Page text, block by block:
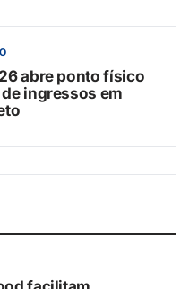
abre ponto físico
ingressos em